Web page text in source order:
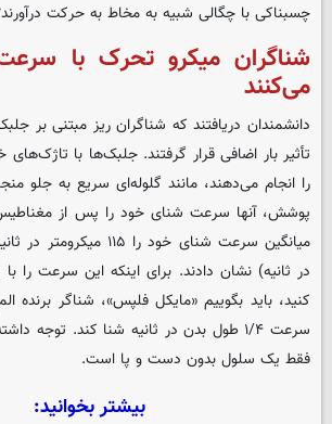
چسبناکی با چگالی شبیه به مخاط به حرکت
شناگران میکرو تحرک با
می‌کنند
دانشمندان دریافتند که شناگران ریز مبتنی بر
تأثیر بار اضافی قرار گرفتند. جلبک‌ها با
را انجام می‌دهند، مانند گلوله‌ای سریع به جلو
پوشش، آنها سرعت شنای خود را پس از
در ثانیه) نشان دادند. برای اینکه این سرعت را
کنید، باید بگوییم «مایکل فلپس»، شناگر برنده
سرعت ۱/۴ طول بدن در ثانیه شنا کند. توجه
فقط یک سلول بدون دست و پا است.
بیشتر بخوانید: